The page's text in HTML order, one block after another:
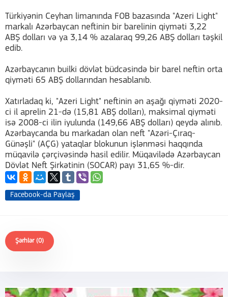
Türkiyənin Ceyhan limanında FOB bazasında "Azeri Light"
markalı Azərbaycan neftinin bir barelinin qiyməti 3,22
ABŞ dolları və ya 3,14 % azalaraq 99,26 ABŞ dolları təşkil
edib.
Azərbaycanın builki dövlət büdcəsində bir barel neftin orta
qiyməti 65 ABŞ dollarından hesablanıb.
Xatırladaq ki, "Azeri Light" neftinin ən aşağı qiyməti 2020-
ci il aprelin 21-də (15,81 ABŞ dolları), maksimal qiyməti
isə 2008-ci ilin iyulunda (149,66 ABŞ dolları) qeydə alınıb.
Azərbaycanda bu markadan olan neft "Azəri-Çıraq-
Günəşli" (AÇG) yataqlar blokunun işlənməsi haqqında
müqavilə çərçivəsində hasil edilir. Müqavilədə Azərbaycan
Dövlət Neft Şirkətinin (SOCAR) payı 31,65 %-dir.
Facebook-da Paylaş
Şərhlər (0)